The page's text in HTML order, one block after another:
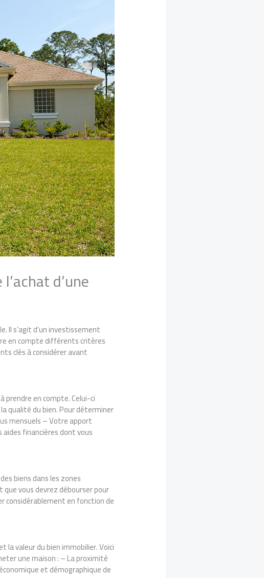
d’une
Il s’agit d’un investissement
en compte différents critères
clés à considérer avant
en compte. Celui-ci
qualité du bien. Pour déterminer
mensuels – Votre apport
financières dont vous
des biens dans les zones
vous devrez débourser pour
considérablement en fonction de
valeur du bien immobilier. Voici
une maison : – La proximité
et démographique de